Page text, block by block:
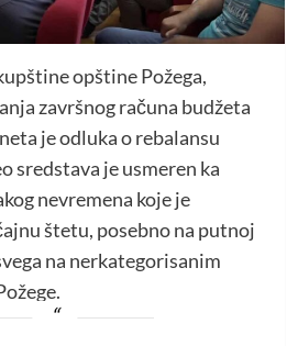
opštine Požega,
završnog računa budžeta
je odluka o rebalansu
sredstava je usmeren ka
nevremena koje je
štetu, posebno na putnoj
na nerkategorisanim